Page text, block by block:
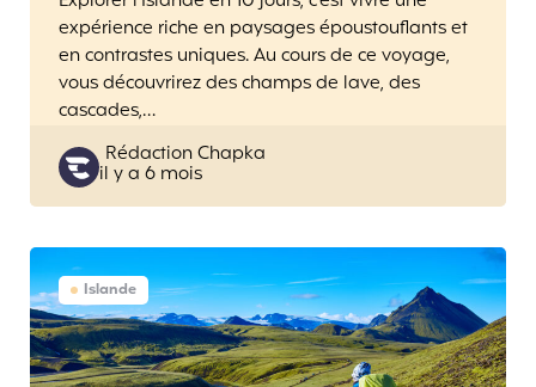
expérience riche en paysages époustouflants et
en contrastes uniques. Au cours de ce voyage,
vous découvrirez des champs de lave, des
cascades,…
Posted
by
Rédaction Chapka
il y a 6 mois
Islande